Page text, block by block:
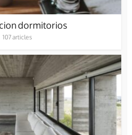
dormitorios
107 articles